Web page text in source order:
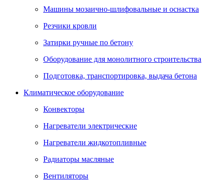
Машины мозаично-шлифовальные и оснастка
Резчики кровли
Затирки ручные по бетону
Оборудование для монолитного строительства
Подготовка, транспортировка, выдача бетона
Климатическое оборудование
Конвекторы
Нагреватели электрические
Нагреватели жидкотопливные
Радиаторы масляные
Вентиляторы